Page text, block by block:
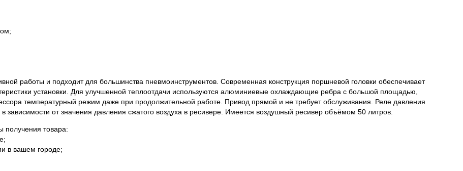
работы и подходит для большинства пневмоинструментов. Современная конструкция поршневой головки обеспечивает
установки. Для улучшенной теплоотдачи используются алюминиевые охлаждающие ребра с большой площадью,
температурный режим даже при продолжительной работе. Привод прямой и не требует обслуживания. Реле давления
зависимости от значения давления сжатого воздуха в ресивере. Имеется воздушный ресивер объёмом 50 литров.
получения товара:
в вашем городе;